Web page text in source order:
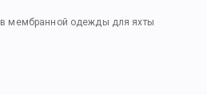
мембранной одежды для яхты